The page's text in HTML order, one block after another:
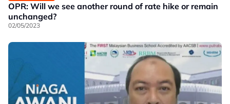
OPR: Will we see another round of rate hike or remain
unchanged?
02/05/2023